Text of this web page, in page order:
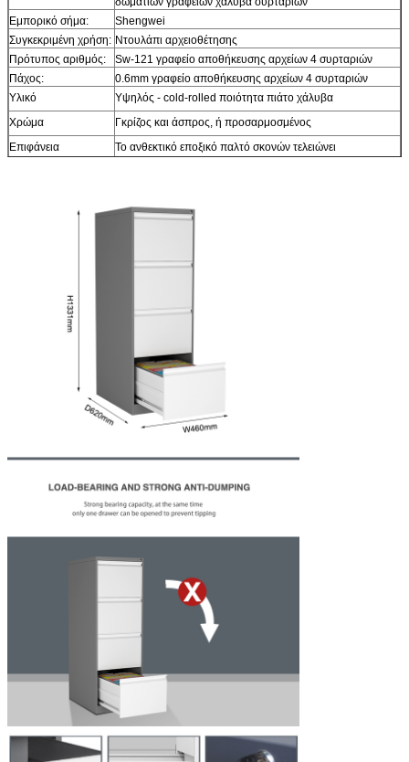
Εμπορικό σήμα:
Shengwei
Συγκεκριμένη χρήση: Ντουλάπι αρχειοθέτησης
Πρότυπος αριθμός:
Sw-121 γραφείο αποθήκευσης αρχείων 4 συρταριών
Πάχος:
0.6mm γραφείο αποθήκευσης αρχείων 4 συρταριών
Υλικό
Υψηλός - cold-rolled ποιότητα πιάτο χάλυβα
Χρώμα
Γκρίζος και άσπρος, ή προσαρμοσμένος
Επιφάνεια
Το ανθεκτικό εποξικό παλτό σκονών τελειώνει
H1331*W460*D620mm 4 γραφείο αποθήκευσης αρχείων
συρταριών
Οι βαρέων καθηκόντων φωτογραφικές διαφάνειες, κάθε
Φωτογραφική
ένα από το γραφείο αποθήκευσης αρχείων 4 συρταριών